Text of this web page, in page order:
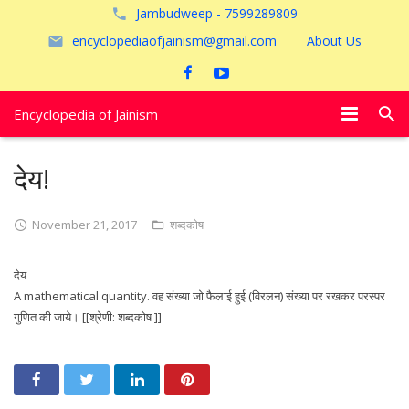
Jambudweep - 7599289809
encyclopediaofjainism@gmail.com
About Us
Encyclopedia of Jainism
अयोध्या
देय!
November 21, 2017 शब्दकोष
देय
A mathematical quantity. वह संख्या जो फैलाई हुई (विरलन) संख्या पर रखकर परस्पर
गुणित की जाये। [[श्रेणी: शब्दकोष ]]